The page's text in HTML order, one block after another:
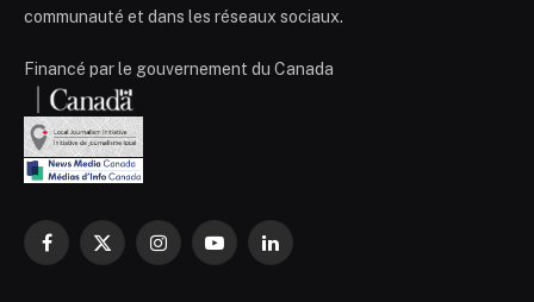
communauté et dans les réseaux sociaux.
Financé par le gouvernement du Canada
Facebook
X
InstagramYouTubeLinkedIn